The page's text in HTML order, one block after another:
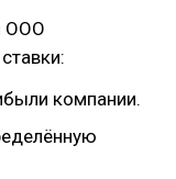
ООО
компании.